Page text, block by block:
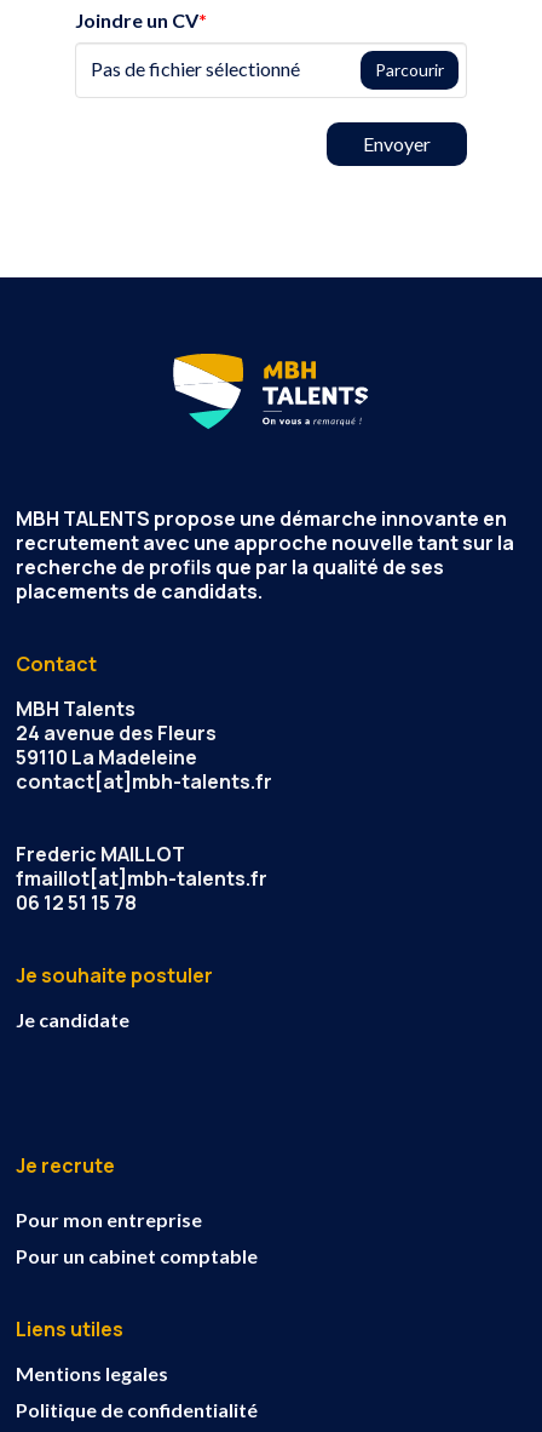
Joindre un CV*
Pas de fichier sélectionné Parcourir
Envoyer
MBH TALENTS propose une démarche innovante en
recrutement avec une approche nouvelle tant sur la
recherche de profils que par la qualité de ses
placements de candidats.
Contact
MBH Talents
24 avenue des Fleurs
59110 La Madeleine
contact[at]mbh-talents.fr
Frederic MAILLOT
fmaillot[at]mbh-talents.fr
06 12 51 15 78
Je souhaite postuler
Je candidate
Je recrute
Pour mon entreprise
Pour un cabinet comptable
Liens utiles
Mentions legales
Politique de confidentialité